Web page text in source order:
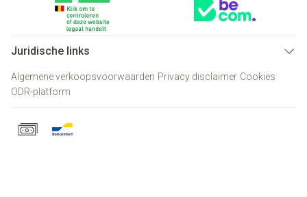
Juridische links
Algemene verkoopsvoorwaarden Privacy disclaimer Cookies
ODR-platform